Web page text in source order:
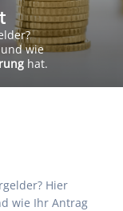
wie
hat.
Hier
wie Ihr Antrag